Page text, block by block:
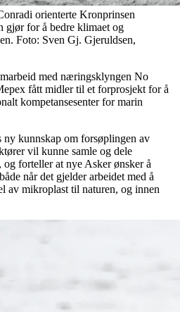
orienterte Kronprinsen
gjør for å bedre klimaet og
Foto: Sven Gj. Gjeruldsen,
med næringsklyngen No
fått midler til et forprosjekt for å
kompetansesenter for marin
ny kunnskap om forsøplingen av
vil kunne samle og dele
forteller at nye Asker ønsker å
når det gjelder arbeidet med å
av mikroplast til naturen, og innen